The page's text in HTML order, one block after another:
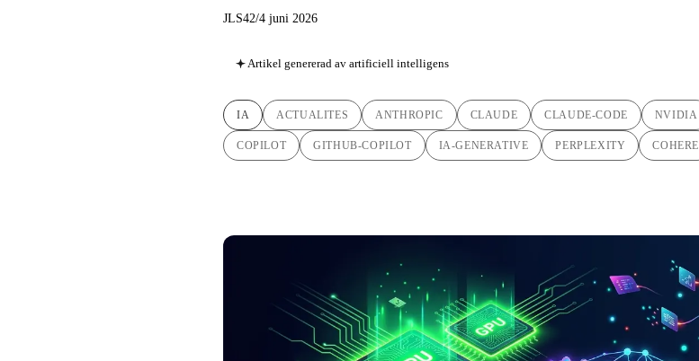
JLS42/4 juni 2026
Artikel genererad av artificiell intelligens
IA ACTUALITES ANTHROPIC CLAUDE CLAUDE-CODE NVIDIA
COPILOT GITHUB-COPILOT IA-GENERATIVE PERPLEXITY COHERE